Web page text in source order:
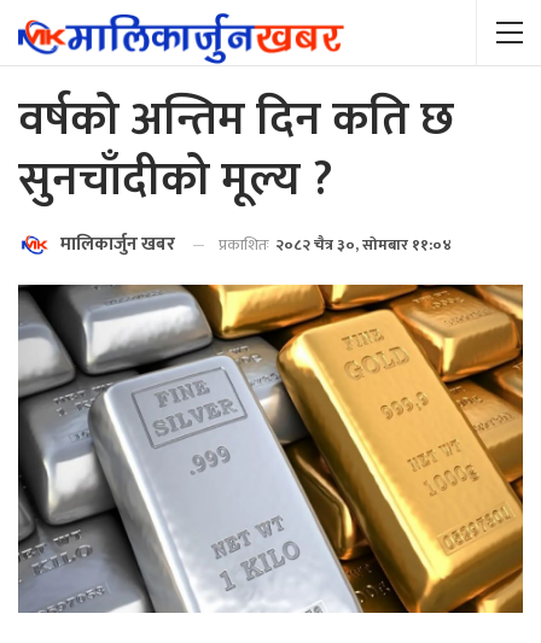
वर्षको अन्तिम दिन कति छ
सुनचाँदीको मूल्य ?
मालिकार्जुन खबर प्रकाशितः २०८२ चैत्र ३०, सोमबार ११:०४